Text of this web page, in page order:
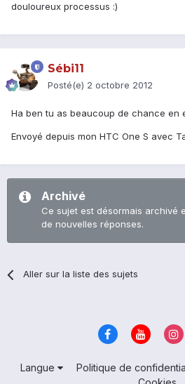
douloureux processus :)
Sébi11
Posté(e) 2 octobre 2012
Ha ben tu as beaucoup de chance en
Envoyé depuis mon HTC One S avec
Archivé
Ce sujet est désormais archivé
de nouvelles réponses.
Aller sur la liste des sujets
Langue Politique de